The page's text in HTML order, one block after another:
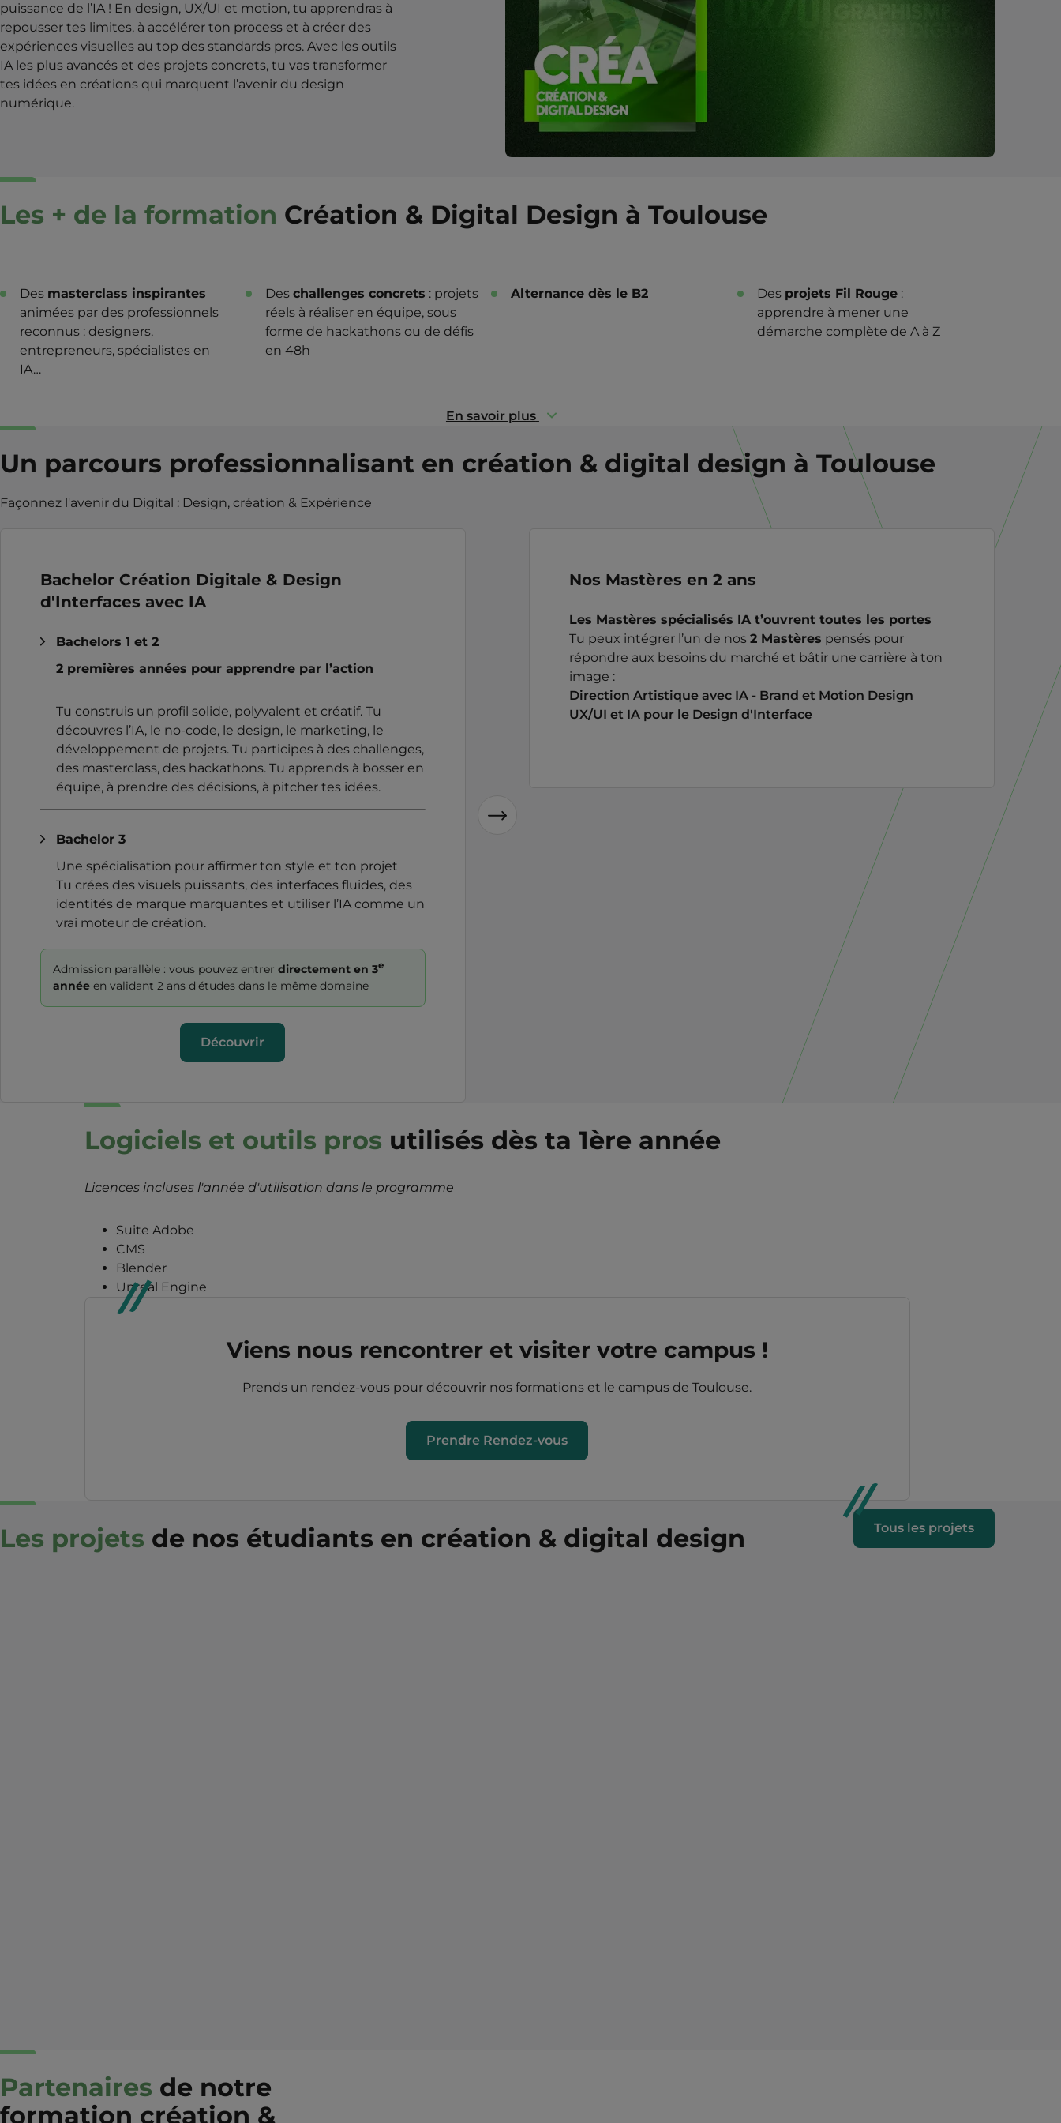
puissance de l’IA ! En design, UX/UI et motion, tu apprendras à
repousser tes limites, à accélérer ton process et à créer des
expériences visuelles au top des standards pros. Avec les outils
IA les plus avancés et des projets concrets, tu vas transformer
tes idées en créations qui marquent l’avenir du design
numérique.
Les + de la formation Création & Digital Design à Toulouse
Des masterclass inspirantes
animées par des professionnels
reconnus : designers,
entrepreneurs, spécialistes en
IA…
Deschallenges concrets : projets
réels à réaliser en équipe, sous
forme de hackathons ou de défis
en 48h
Alternance dès le B2 Des projets Fil Rouge:
apprendre à mener une
démarche complète de A à Z
En savoir plus
Un parcours professionnalisant en création & digital design à Toulouse
Façonnez l'avenir du Digital : Design, création & Expérience
Bachelor Création Digitale & Design
d'Interfaces avec IA
Bachelors 1 et 2
2 premières années pour apprendre par l’action
Tu construis un profil solide, polyvalent et créatif. Tu
découvres l’IA, le no-code, le design, le marketing, le
développement de projets. Tu participes à des challenges,
des masterclass, des hackathons. Tu apprends à bosser en
équipe, à prendre des décisions, à pitcher tes idées.
Bachelor 3
Une spécialisation pour affirmer ton style et ton projet
Tu crées des visuels puissants, des interfaces fluides, des
identités de marque marquantes et utiliser l’IA comme un
vrai moteur de création.
Admission parallèle : vous pouvez entrer directement en 3e
année en validant 2 ans d'études dans le même domaine
Découvrir
Nos Mastères en 2 ans
Les Mastères spécialisés IA t’ouvrent toutes les portes
Tu peux intégrer l’un de nos 2 Mastères pensés pour
répondre aux besoins du marché et bâtir une carrière à ton
image :
Direction Artistique avec IA - Brand et Motion Design
UX/UI et IA pour le Design d'Interface
Logiciels et outils pros utilisés dès ta 1ère année
Licences incluses l'année d'utilisation dans le programme
Suite Adobe
CMS
Blender
Unreal Engine
Viens nous rencontrer et visiter votre campus !
Prends un rendez-vous pour découvrir nos formations et le campus de Toulouse.
Prendre Rendez-vous
Les projets de nos étudiants en création & digital design Tous les projets
Partenaires de notre
formation création &